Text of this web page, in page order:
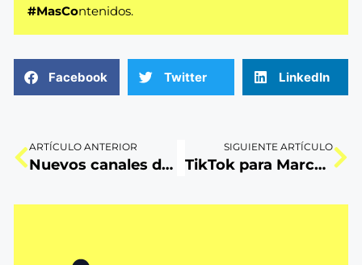
#MasContenidos.
Facebook Twitter LinkedIn
ARTÍCULO ANTERIOR
Nuevos canales de comunicación, en Perú “FPF Play”, ¿y en Uruguay?
SIGUIENTE ARTÍCULO
TikTok para Marcas: Guía sencilla de buen contenido – 2022